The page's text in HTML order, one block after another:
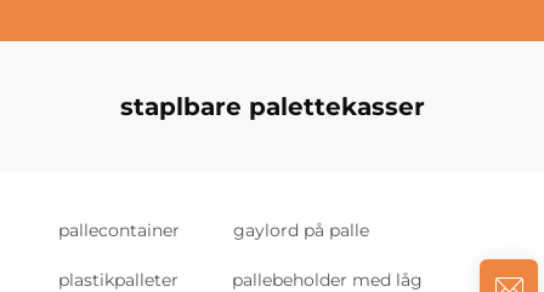
staplbare palettekasser
pallecontainer gaylord på palle
plastikpalleter pallebeholder med låg